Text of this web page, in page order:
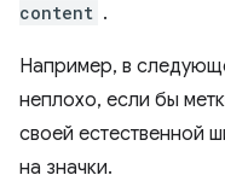
content .
Например, в
неплохо, если бы
своей естественной
на значки.